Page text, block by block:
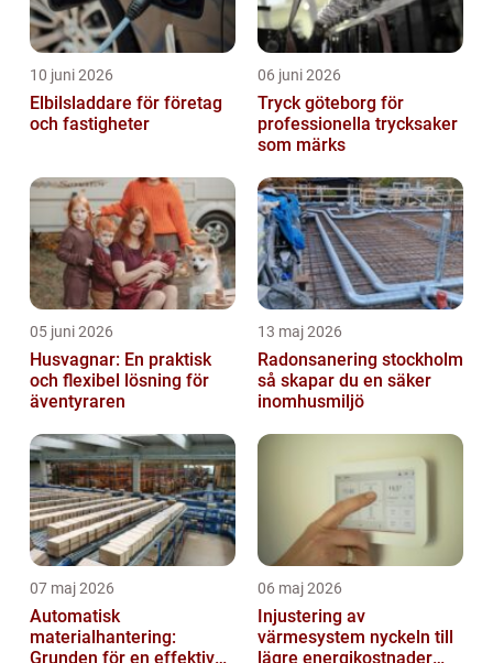
10 juni 2026
Elbilsladdare för företag
och fastigheter
06 juni 2026
Tryck göteborg för
professionella trycksaker
som märks
05 juni 2026
Husvagnar: En praktisk
och flexibel lösning för
äventyraren
13 maj 2026
Radonsanering stockholm
så skapar du en säker
inomhusmiljö
07 maj 2026
Automatisk
materialhantering:
Grunden för en effektiv
06 maj 2026
Injustering av
värmesystem nyckeln till
lägre energikostnader